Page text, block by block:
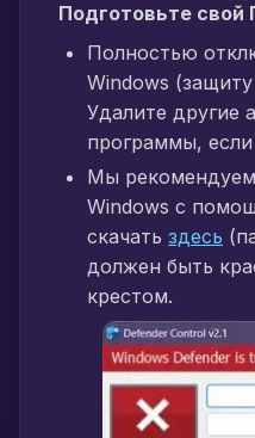
Подготовьте свой
Полностью
Windows
Удалите другие
программы,
Мы
Windows с
скачать здесь
должен быть
крестом.